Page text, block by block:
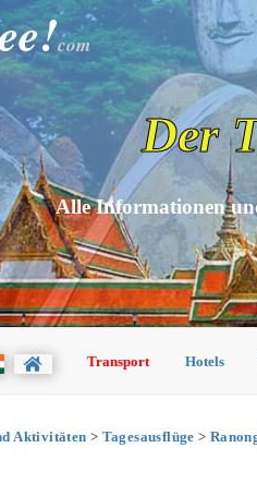
com
Der
Alle Informationen
Transport Hotels
Aktivitäten > Tagesausflüge >